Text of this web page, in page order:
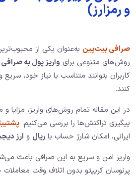
و رمزارز)
صرافی بیت‌پین به‌عنوان یکی از
روش‌های متنوعی برای واریز پول به
کاربران بتوانند متناسب با نیاز خود،
کنند.
در این مقاله تمام روش‌های واریز، مزایا
پیگیری تراکنش‌ها را بررسی می‌کنیم.
ایرانی، امکان شارژ حساب با ریال و ارز
واریز امن و سریع به این صرافی باعث می‌شود
پرنوسان کریپتو بدون اتلاف وقت